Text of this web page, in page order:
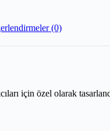
(0)
için özel olarak